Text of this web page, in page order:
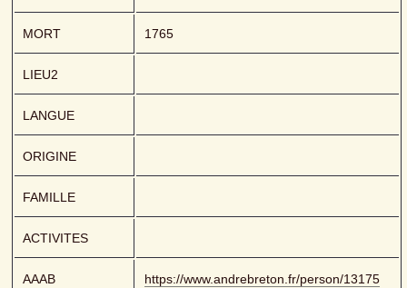
MORT 1765
LIEU2
LANGUE
ORIGINE
FAMILLE
ACTIVITES
AAAB https://www.andrebreton.fr/person/13175